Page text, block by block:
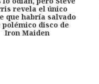
revela el único
que habría salvado
polémico disco de
Iron Maiden